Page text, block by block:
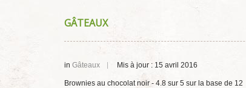
GÂTEAUX
in Gâteaux Mis à jour : 15 avril 2016
Brownies au chocolat noir - 4.8 sur 5 sur la base de 12